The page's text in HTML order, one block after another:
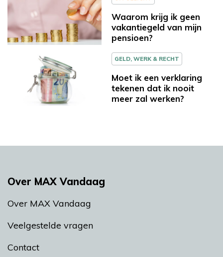
Waarom krijg ik geen
vakantiegeld van mijn
pensioen?
GELD, WERK & RECHT
Moet ik een verklaring
tekenen dat ik nooit
meer zal werken?
Over MAX Vandaag
Over MAX Vandaag
Veelgestelde vragen
Contact